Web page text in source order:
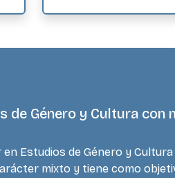
de Género y Cultura con
Estudios de Género y
mixto y tiene como